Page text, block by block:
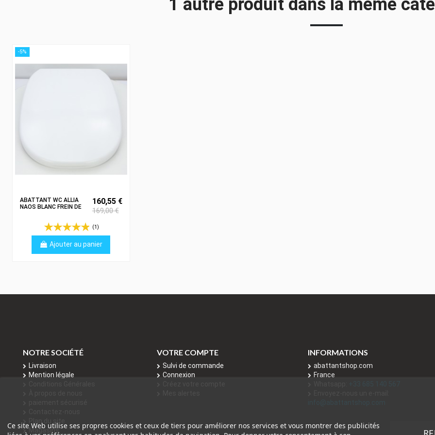
1 autre produit dans la même
-5%
ABATTANT WC ALLIA
NAOS BLANC FREIN DE
160,55 €
169,00 €
(1)
Ajouter au panier
NOTRE SOCIÉTÉ
Livraison
Mention légale
Magasins
VOTRE COMPTE
Sulvi de commande
Connexion
INFORMATIONS
abattantshop.com
France
Ce site Web utilise ses propres cookies et ceux de tiers pour améliorer nos services et vous montrer des publicités